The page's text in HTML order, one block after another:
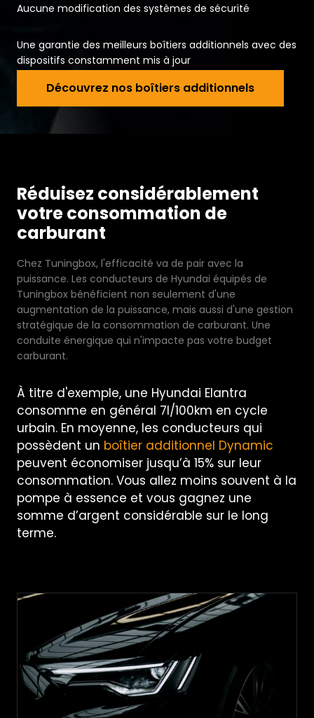
Découvrez nos boîtiers additionnels
Aucune modification des systèmes de sécurité
Une garantie des meilleurs boîtiers additionnels avec des
dispositifs constamment mis à jour
Réduisez considérablement
votre consommation de
carburant
Chez Tuningbox, l'efficacité va de pair avec la
puissance. Les conducteurs de Hyundai équipés de
Tuningbox bénéficient non seulement d'une
augmentation de la puissance, mais aussi d'une gestion
stratégique de la consommation de carburant. Une
conduite énergique qui n'impacte pas votre budget
carburant.
À titre d'exemple, une Hyundai Elantra
consomme en général 7l/100km en cycle
urbain. En moyenne, les conducteurs qui
possèdent un boîtier additionnel Dynamic
peuvent économiser jusqu’à 15% sur leur
consommation. Vous allez moins souvent à la
pompe à essence et vous gagnez une
somme d’argent considérable sur le long
terme.